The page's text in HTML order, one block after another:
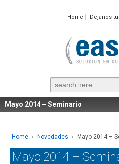
Home Dejanos tu
Search
for:
Mayo 2014 – Seminario
Home › Novedades › Mayo 2014 –
Mayo 2014 –